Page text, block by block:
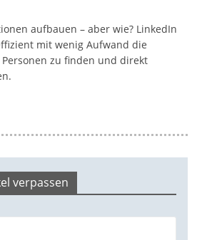
aufbauen – aber wie? LinkedIn
mit wenig Aufwand die
zu finden und direkt
verpassen